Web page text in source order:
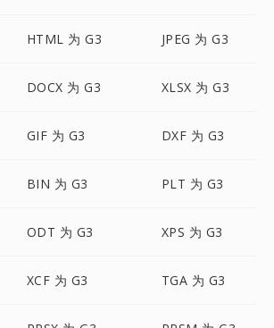
HTML 为 G3 JPEG 为 G3
DOCX 为 G3 XLSX 为 G3
GIF 为 G3 DXF 为 G3
BIN 为 G3 PLT 为 G3
ODT 为 G3 XPS 为 G3
XCF 为 G3 TGA 为 G3